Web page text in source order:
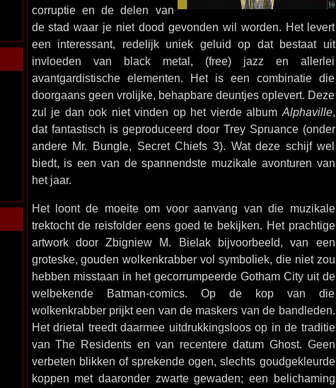
corruptie en de delen van
de stad waar je niet dood gevonden wil worden. Het levert
een interessant, redelijk uniek geluid op dat bestaat uit
invloeden van black metal, (free) jazz en allerlei
avantgardistische elementen. Het is een combinatie die
doorgaans geen vrolijke, behapbare deuntjes oplevert. Deze
zul je dan ook niet vinden op het vierde album Alphaville,
dat fantastisch is geproduceerd door Trey Spruance (onder
andere Mr. Bungle, Secret Chiefs 3). Wat deze schijf wel
biedt, is een van de spannendste muzikale avonturen van
het jaar.
Het loont de moeite om voor aanvang van die muzikale
trektocht de reisfolder eens goed te bekijken. Het prachtige
artwork door Zbigniew M. Bielak bijvoorbeeld, van een
groteske, gouden wolkenkrabber vol symboliek, die niet zou
hebben misstaan in het gecorrumpeerde Gotham City uit de
welbekende Batman-comics. Op de kop van die
wolkenkrabber prijkt een van de maskers van de bandleden.
Het drietal treedt daarmee uitdrukkingsloos op in de traditie
van The Residents en van recentere datum Ghost. Geen
verbeten blikken of sprekende ogen, slechts goudgekleurde
koppen met daaronder zwarte gewaden; een belichaming